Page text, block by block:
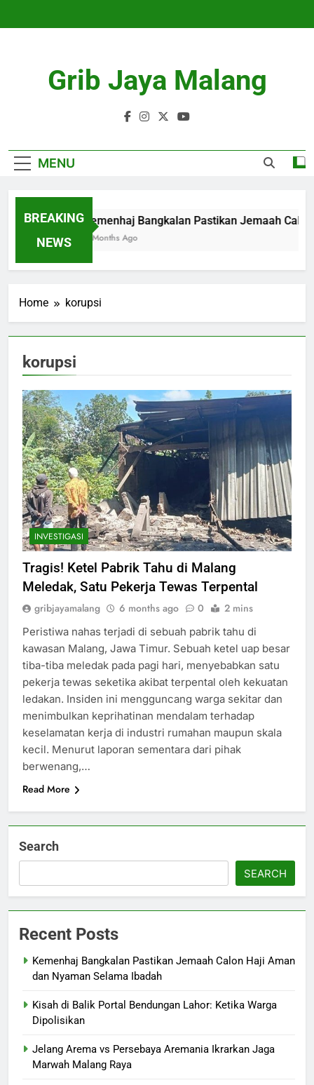
Grib Jaya Malang
MENU
BREAKING
NEWS
Kemenhaj Bangkalan Pastikan Jemaah
4 Months Ago
Home korupsi
korupsi
INVESTIGASI
Tragis! Ketel Pabrik Tahu di Malang
Meledak, Satu Pekerja Tewas Terpental
gribjayamalang 6 months ago 0 2 mins
Peristiwa nahas terjadi di sebuah pabrik tahu di
kawasan Malang, Jawa Timur. Sebuah ketel uap besar
tiba-tiba meledak pada pagi hari, menyebabkan satu
pekerja tewas seketika akibat terpental oleh kekuatan
ledakan. Insiden ini mengguncang warga sekitar dan
menimbulkan keprihatinan mendalam terhadap
keselamatan kerja di industri rumahan maupun skala
kecil. Menurut laporan sementara dari pihak
berwenang,…
Read More
Search
SEARCH
Recent Posts
Kemenhaj Bangkalan Pastikan Jemaah Calon Haji Aman
dan Nyaman Selama Ibadah
Kisah di Balik Portal Bendungan Lahor: Ketika Warga
Dipolisikan
Jelang Arema vs Persebaya Aremania Ikrarkan Jaga
Marwah Malang Raya